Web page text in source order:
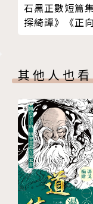
石黑正數短篇
探綺譚》《正
其他人也